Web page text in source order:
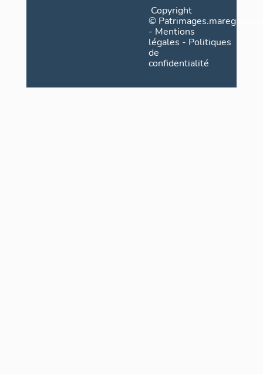
Copyright
©
- Mentions
légales - Politiques
de
confidentialité